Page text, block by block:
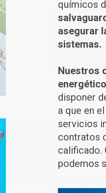
químicos
asegurar
sistemas.
Nuestros
disponer
a que en
servicios
contratos
calificado.
podemos